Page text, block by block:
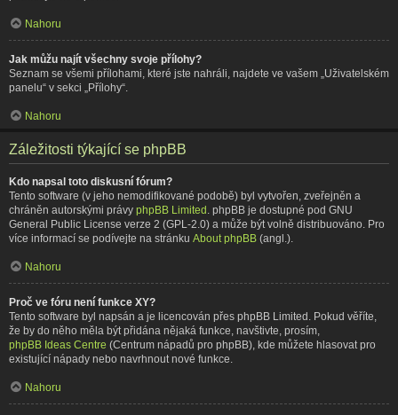
Nahoru
Jak můžu najít všechny svoje přílohy?
Seznam se všemi přílohami, které jste nahráli, najdete ve vašem „Uživatelském
panelu“ v sekci „Přílohy“.
Nahoru
Záležitosti týkající se phpBB
Kdo napsal toto diskusní fórum?
Tento software (v jeho nemodifikované podobě) byl vytvořen, zveřejněn a
chráněn autorskými právy phpBB Limited . phpBB je dostupné pod GNU
General Public License verze 2 (GPL-2.0) a může být volně distribuováno. Pro
více informací se podívejte na stránku About phpBB (angl.).
Nahoru
Proč ve fóru není funkce XY?
Tento software byl napsán a je licencován přes phpBB Limited. Pokud věříte,
že by do něho měla být přidána nějaká funkce, navštivte, prosím,
phpBB Ideas Centre (Centrum nápadů pro phpBB), kde můžete hlasovat pro
existující nápady nebo navrhnout nové funkce.
Nahoru